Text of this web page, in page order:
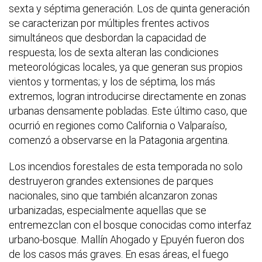
sexta y séptima generación. Los de quinta generación
se caracterizan por múltiples frentes activos
simultáneos que desbordan la capacidad de
respuesta; los de sexta alteran las condiciones
meteorológicas locales, ya que generan sus propios
vientos y tormentas; y los de séptima, los más
extremos, logran introducirse directamente en zonas
urbanas densamente pobladas. Este último caso, que
ocurrió en regiones como California o Valparaíso,
comenzó a observarse en la Patagonia argentina.
Los incendios forestales de esta temporada no solo
destruyeron grandes extensiones de parques
nacionales, sino que también alcanzaron zonas
urbanizadas, especialmente aquellas que se
entremezclan con el bosque conocidas como interfaz
urbano-bosque. Mallín Ahogado y Epuyén fueron dos
de los casos más graves. En esas áreas, el fuego